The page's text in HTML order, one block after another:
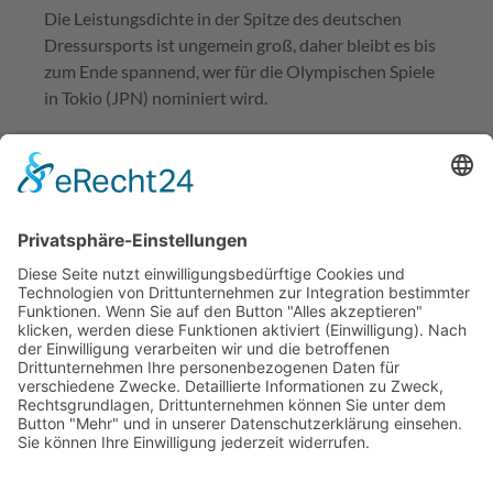
Die Leistungsdichte in der Spitze des deutschen
Dressursports ist ungemein groß, daher bleibt es bis
zum Ende spannend, wer für die Olympischen Spiele
in Tokio (JPN) nominiert wird.
© MIKS Magazin 2026